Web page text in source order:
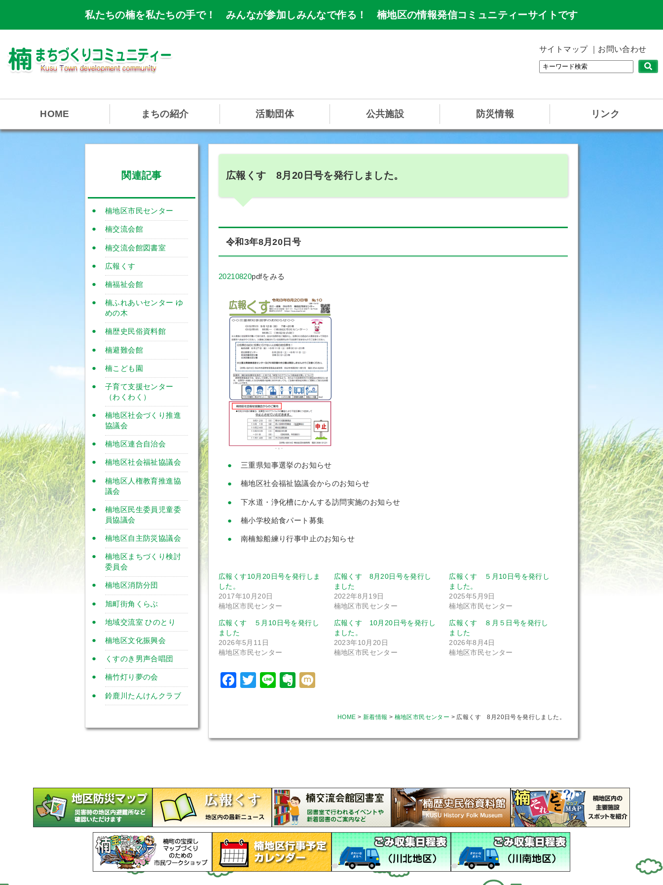
私たちの楠を私たちの手で！ みんなが参加しみんなで作る！ 楠地区の情報発信コミュニティーサイトです
サイトマップ お問い合わせ
HOME まちの紹介 活動団体 公共施設 防災情報 リンク
広報くす 8月20日号を発行しました。
令和3年8月20日号
20210820pdfをみる
三重県知事選挙のお知らせ
楠地区社会福祉協議会からのお知らせ
下水道・浄化槽にかんする訪問実施のお知らせ
楠小学校給食パート募集
南楠鯨船練り行事中止のお知らせ
広報くす10月20日号を発行しま
した。
2017年10月20日
楠地区市民センター
広報くす 8月20日号を発行し
ました
2022年8月19日
楠地区市民センター
広報くす ５月10日号を発行し
ました。
2025年5月9日
楠地区市民センター
広報くす ５月10日号を発行し
ました
2026年5月11日
楠地区市民センター
広報くす 10月20日号を発行し
ました。
2023年10月20日
楠地区市民センター
広報くす ８月５日号を発行し
ました
2026年8月4日
楠地区市民センター
Facebook
Twitter
LineEvernote
HOME > 新着情報 > 楠地区市民センター > 広報くす 8月20日号を発行しました。
関連記事
楠地区市民センター
楠交流会館
楠交流会館図書室
広報くす
楠福祉会館
楠ふれあいセンター ゆ
めの木
楠歴史民俗資料館
楠避難会館
楠こども園
子育て支援センター
（わくわく）
楠地区社会づくり推進
協議会
楠地区連合自治会
楠地区社会福祉協議会
楠地区人権教育推進協
議会
楠地区民生委員児童委
員協議会
楠地区自主防災協議会
楠地区まちづくり検討
委員会
楠地区消防分団
旭町街角くらぶ
地域交流室 ひのとり
楠地区文化振興会
くすのき男声合唱団
楠竹灯り夢の会
鈴鹿川たんけんクラブ